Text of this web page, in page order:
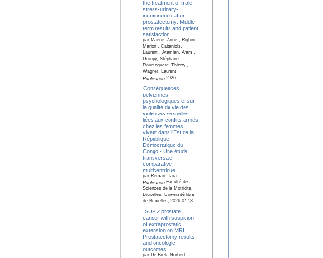
the treatment of male
stress-urinary-
incontinence after
prostatectomy: Middle-
term results and patient
satisfaction
par Maene, Anne , Righini,
Marion , Cabaniols,
Laurent , Atamian, Aram ,
Droupy, Stéphane ,
Roumeguere, Thierry ,
Wagner, Laurent
Publication2026
Conséquences
pelviennes,
psychologiques et sur
la qualité de vie des
violences sexuelles
liées aux conflits armés
chez les femmes
vivant dans l’Est de la
République
Démocratique du
Congo - Une étude
transversale
comparative
multicentrique
par Reman, Tara
PublicationFaculté des
Sciences de la Motricité,
Bruxelles, Université libre
de Bruxelles, 2026-07-13
ISUP 2 prostate
cancer with suspicion
of extraprostatic
extension on MRI:
Prostatectomy results
and oncologic
outcomes
par De Brek, Norbert ,